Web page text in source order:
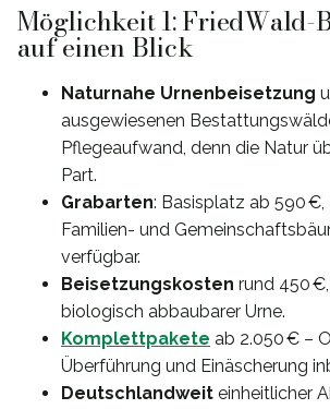
Möglichkeit 1: FriedWald-
auf einen Blick
Naturnahe Urnenbeisetzung
ausgewiesenen
Pflegeaufwand, denn die Natur
Part.
Grabarten: Basisplatz ab 590
Familien- und
verfügbar.
Beisetzungskosten rund 450
biologisch abbaubarer Urne.
Komplettpakete ab 2.050 € –
Überführung und Einäscherung
Deutschlandweit einheitlicher